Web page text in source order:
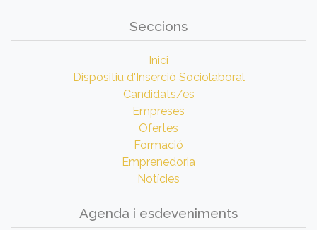
Seccions
Inici
Dispositiu d'Inserció Sociolaboral
Candidats/es
Empreses
Ofertes
Formació
Emprenedoria
Notícies
Agenda i esdeveniments